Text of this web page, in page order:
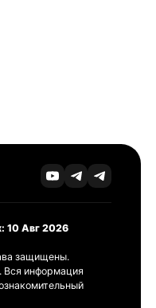
10 Авг 2026
защищены.
Вся информация